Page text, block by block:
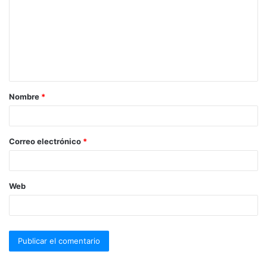
Nombre *
Correo electrónico *
Web